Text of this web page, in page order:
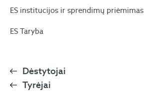
ES institucijos ir sprendimų priėmimas
ES Taryba
Dėstytojai
Tyrėjai